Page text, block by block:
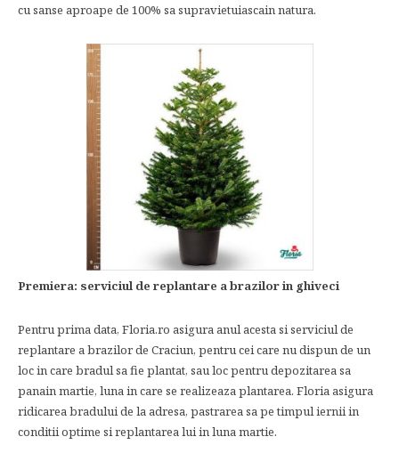
cu sanse aproape de 100% sa supravietuiascain natura.
Premiera: serviciul de replantare a brazilor in ghiveci
Pentru prima data, Floria.ro asigura anul acesta si serviciul de
replantare a brazilor de Craciun, pentru cei care nu dispun de un
loc in care bradul sa fie plantat, sau loc pentru depozitarea sa
panain martie, luna in care se realizeaza plantarea. Floria asigura
ridicarea bradului de la adresa, pastrarea sa pe timpul iernii in
conditii optime si replantarea lui in luna martie.